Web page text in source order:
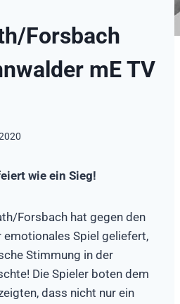
Forsbach
mE TV
wie ein Sieg!
Forsbach hat gegen den
emotionales Spiel geliefert,
Stimmung in der
Die Spieler boten dem
dass nicht nur ein